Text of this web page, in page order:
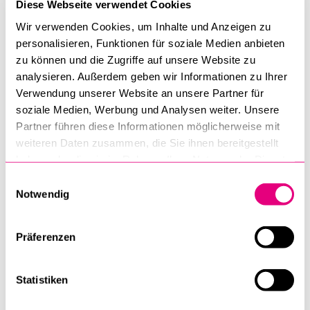
Diese Webseite verwendet Cookies
Wir verwenden Cookies, um Inhalte und Anzeigen zu
personalisieren, Funktionen für soziale Medien anbieten
zu können und die Zugriffe auf unsere Website zu
analysieren. Außerdem geben wir Informationen zu Ihrer
Verwendung unserer Website an unsere Partner für
soziale Medien, Werbung und Analysen weiter. Unsere
Partner führen diese Informationen möglicherweise mit
weiteren Daten zusammen, die Sie ihnen bereitgestellt
Notwendig
Präferenzen
Statistiken
Projektleiter Prof. Dr. Martin
"weh" tun müssen oder
unvermeidbare
Kürzungen "schmerzhaft"
sein werden. Aber auch gesellschaftskritische
Zeitdiagnosen verwenden ein reiches naturalistisches
Vokabular, was sich etwa daran zeigt, dass mehrere
zeitgenössische Strömungen der Sozialphilosophie im Kern
um den Begriff der sozialen Pathologie kreisen. Das Projekt
analysiert den Sinn solcher naturalistischen Wertungen von
sozialen Prozessen und untersucht zugleich den Versuch der
einen wertenden Zugriff auf soziale Realität zu gewinnen.
Eine Diagnose sozialer Pathologien?
Variationen des Naturalismus in der Sozialphilosophie